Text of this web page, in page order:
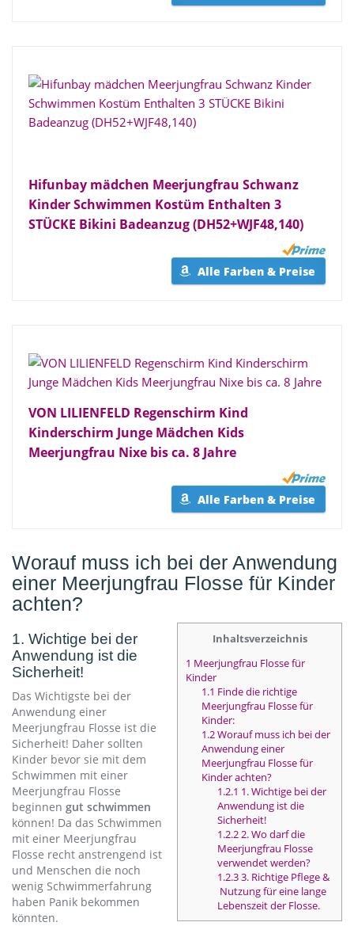
Hifunbay mädchen Meerjungfrau Schwanz
Kinder Schwimmen Kostüm Enthalten 3
STÜCKE Bikini Badeanzug (DH52+WJF48,140)
Alle Farben & Preise
VON LILIENFELD Regenschirm Kind
Kinderschirm Junge Mädchen Kids
Meerjungfrau Nixe bis ca. 8 Jahre
Alle Farben & Preise
Worauf muss ich bei der Anwendung
einer Meerjungfrau Flosse für Kinder
achten?
Inhaltsverzeichnis
1 Meerjungfrau Flosse für
Kinder
1.1 Finde die richtige
Meerjungfrau Flosse für
Kinder:
1.2Worauf muss ich bei der
Anwendung einer
Meerjungfrau Flosse für
Kinder achten?
1.2.1 1. Wichtige bei der
Anwendung ist die
Sicherheit!
1.2.22. Wo darf die
Meerjungfrau Flosse
verwendet werden?
1.2.33. Richtige Pflege &
Nutzung für eine lange
Lebenszeit der Flosse.
1. Wichtige bei der
Anwendung ist die
Sicherheit!
Das Wichtigste bei der
Anwendung einer
Meerjungfrau Flosse ist die
Sicherheit! Daher sollten
Kinder bevor sie mit dem
Schwimmen mit einer
Meerjungfrau Flosse
beginnen gut schwimmen
können! Da das Schwimmen
mit einer Meerjungfrau
Flosse recht anstrengend ist
und Menschen die noch
wenig Schwimmerfahrung
haben Panik bekommen
könnten.